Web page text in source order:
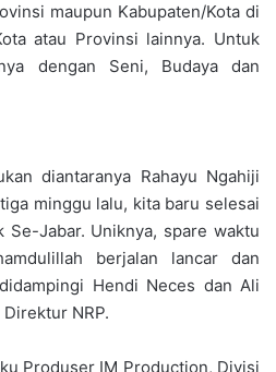
maupun Kabupaten/Kota di
atau Provinsi lainnya. Untuk
dengan Seni, Budaya dan
diantaranya Rahayu Ngahiji
minggu lalu, kita baru selesai
Se-Jabar. Uniknya, spare waktu
berjalan lancar dan
Hendi Neces dan Ali
NRP.
Produser IM Production, Divisi